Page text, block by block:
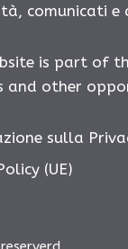
comunicati e
is part of
and other
sulla
(UE)